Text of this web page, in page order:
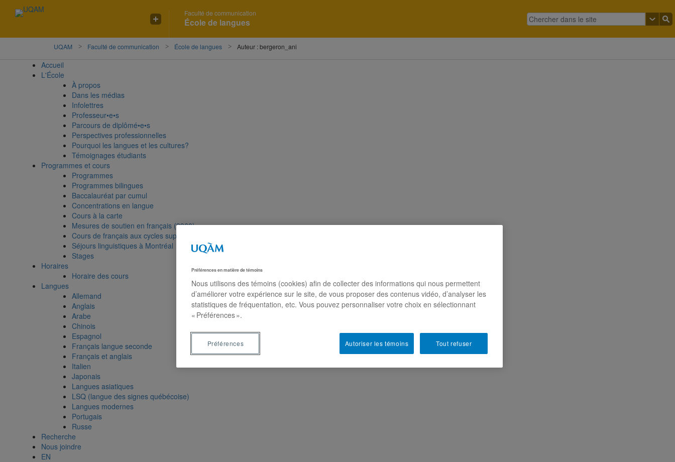
Accéder
Accéder
Accéder
Faculté de communication
École de langues
UQAM Faculté de communication École de langues Auteur :bergeron_ani
Accueil
L'École
À propos
Dans les médias
Infolettres
Professeur•e•s
Parcours de diplômé•e•s
Perspectives professionnelles
Pourquoi les langues et les cultures?
Témoignages étudiants
Programmes et cours
Programmes
Programmes bilingues
Baccalauréat par cumul
Concentrations en langue
Cours à la carte
Mesures de soutien en français (9960)
Cours de français aux cycles supérieurs
Séjours linguistiques à Montréal
Stages
Horaires
Horaire des cours
Langues
Allemand
Anglais
Arabe
Chinois
Espagnol
Français langue seconde
Français et anglais
Italien
Japonais
Langues asiatiques
LSQ (langue des signes québécoise)
Langues modernes
Portugais
Russe
Recherche
Nous joindre
EN
Préférences en matière de témoins
Nous utilisons des témoins (cookies) afin de collecter des informations qui nous permettent
d’améliorer votre expérience sur le site, de vous proposer des contenus vidéo, d’analyser les
statistiques de fréquentation, etc. Vous pouvez personnaliser votre choix en sélectionnant
« Préférences ».
Tout refuser
Autoriser les témoins
Préférences